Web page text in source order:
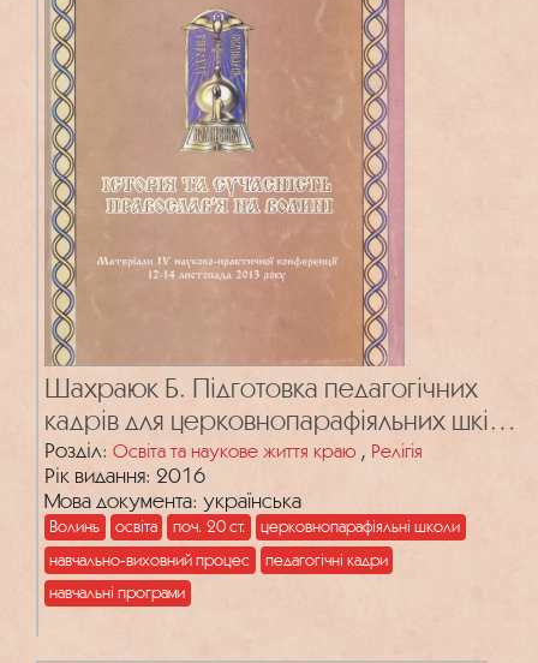
Шахраюк Б. Підготовка педагогічних
кадрів для церковнопарафіяльних шкіл
на Волині (1900–1914 рр.)
Розділ: Освіта та наукове життя краю , Релігія
Рік видання: 2016
Мова документа: українська
Волинь освіта поч. 20 ст.
церковнопарафіяльні школи
навчально-виховний процес
педагогічні кадри
навчальні програми